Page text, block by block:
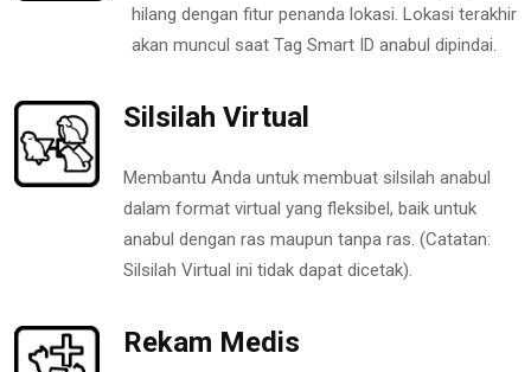
hilang dengan fitur penanda lokasi. Lokasi terakhir
akan muncul saat Tag Smart ID anabul dipindai.
Silsilah Virtual
Membantu Anda untuk membuat silsilah anabul
dalam format virtual yang fleksibel, baik untuk
anabul dengan ras maupun tanpa ras. (Catatan:
Silsilah Virtual ini tidak dapat dicetak).
Rekam Medis